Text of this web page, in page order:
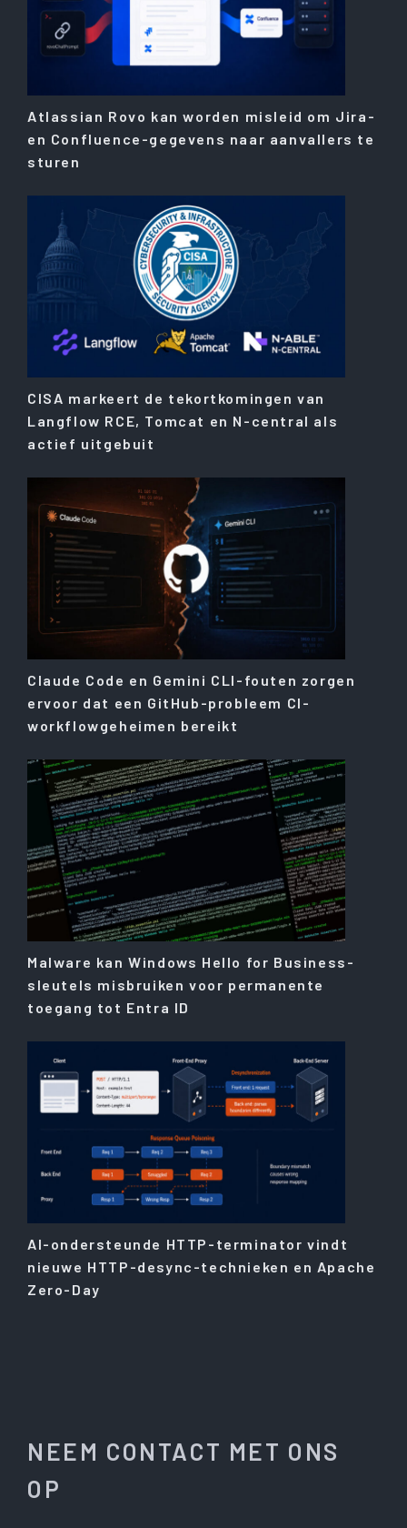
Atlassian Rovo kan worden misleid om Jira-
en Confluence-gegevens naar aanvallers te
sturen
CISA markeert de tekortkomingen van
Langflow RCE, Tomcat en N-central als
actief uitgebuit
Claude Code en Gemini CLI-fouten zorgen
ervoor dat een GitHub-probleem CI-
workflowgeheimen bereikt
Malware kan Windows Hello for Business-
sleutels misbruiken voor permanente
toegang tot Entra ID
AI-ondersteunde HTTP-terminator vindt
nieuwe HTTP-desync-technieken en Apache
Zero-Day
NEEM CONTACT MET ONS
OP